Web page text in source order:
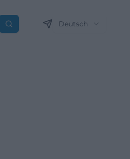
Suchen Deutsch